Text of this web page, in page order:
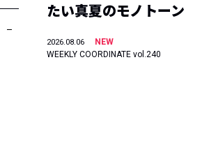
たい真夏のモノトーン
2026.08.06
NEW
WEEKLY COORDINATE vol.240